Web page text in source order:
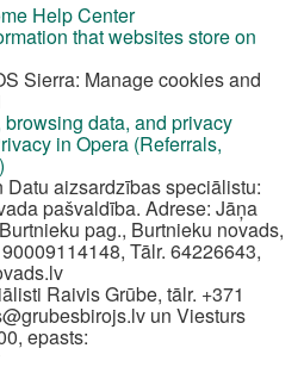
Help Center
that websites store on
Sierra: Manage cookies and
browsing data, and privacy
in Opera (Referrals,
aizsardzības speciālistu:
pašvaldība. Adrese: Jāņa
pag., Burtnieku novads,
Tālr. 64226643,
Raivis Grūbe, tālr. +371
un Viesturs
epasts: